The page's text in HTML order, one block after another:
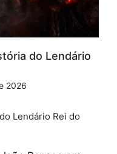
do Lendário
2026
Lendário Rei do